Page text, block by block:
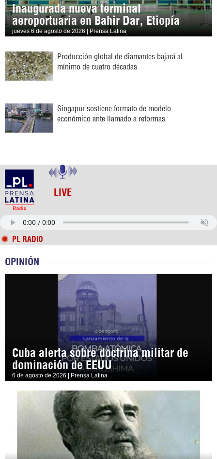
Inaugurada nueva terminal
aeroportuaria en Bahir Dar, Etiopía
jueves 6 de agosto de 2026 | Prensa Latina
Producción global de diamantes bajará al
mínimo de cuatro décadas
Singapur sostiene formato de modelo
económico ante llamado a reformas
LIVE
PL RADIO
OPINIÓN
Cuba alerta sobre doctrina militar de
dominación de EEUU
6 de agosto de 2026 | Prensa Latina